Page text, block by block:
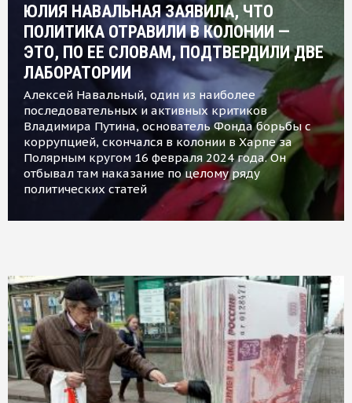
ЮЛИЯ НАВАЛЬНАЯ ЗАЯВИЛА, ЧТО
ПОЛИТИКА ОТРАВИЛИ В КОЛОНИИ —
ЭТО, ПО ЕЕ СЛОВАМ, ПОДТВЕРДИЛИ ДВЕ
ЛАБОРАТОРИИ
Алексей Навальный, один из наиболее
последовательных и активных критиков
Владимира Путина, основатель Фонда борьбы с
коррупцией, скончался в колонии в Харпе за
Полярным кругом 16 февраля 2024 года. Он
отбывал там наказание по целому ряду
политических статей